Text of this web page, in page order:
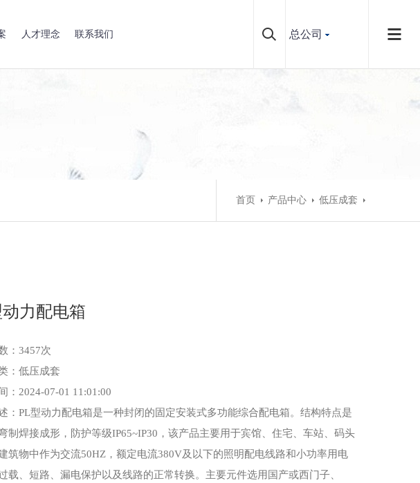
人才理念 联系我们 总公司
首页 产品中心 低压成套
力配电箱
：3457次
：低压成套
：2024-07-01 11:01:00
：PL型动力配电箱是一种封闭的固定安装式多功能综合配电箱。结构特点是
制焊接成形，防护等级IP65~IP30，该产品主要用于宾馆、住宅、车站、码头
筑物中作为交流50HZ，额定电流380V及以下的照明配电线路和小功率用电
载、短路、漏电保护以及线路的正常转换。主要元件选用国产或西门子、